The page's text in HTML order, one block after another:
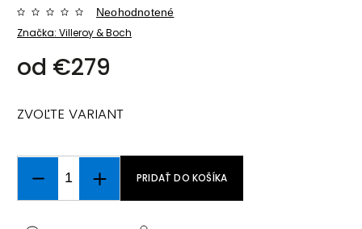
Značka: Villeroy & Boch
Neohodnotené
od €279
ZVOĽTE VARIANT
PRIDAŤ DO KOŠÍKA